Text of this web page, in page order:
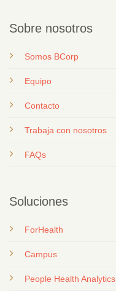
Sobre nosotros
Somos BCorp
Equipo
Contacto
Trabaja con nosotros
FAQs
Soluciones
ForHealth
Campus
People Health Analytics